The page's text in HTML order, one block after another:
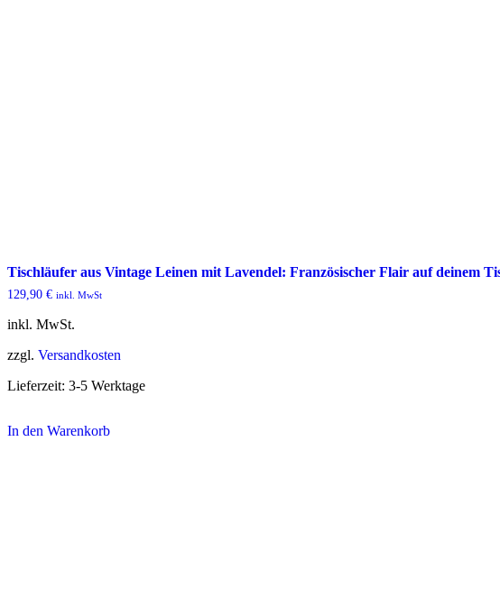
Tischläufer aus Vintage Leinen mit Lavendel: Französischer Flair auf deinem
129,90 € inkl. MwSt
inkl. MwSt.
zzgl. Versandkosten
Lieferzeit: 3-5 Werktage
In den Warenkorb